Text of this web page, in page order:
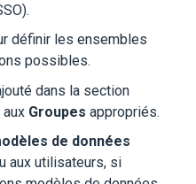
définir les ensembles
possibles.
dans la section
Groupes appropriés.
de données
aux utilisateurs, si